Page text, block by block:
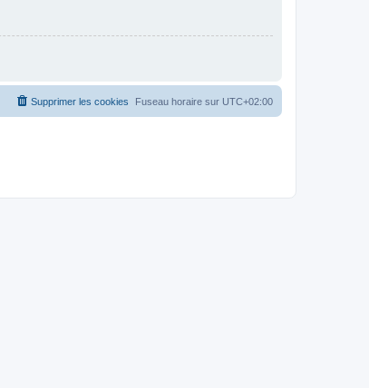
Fuseau horaire sur UTC+02:00
Supprimer les cookies